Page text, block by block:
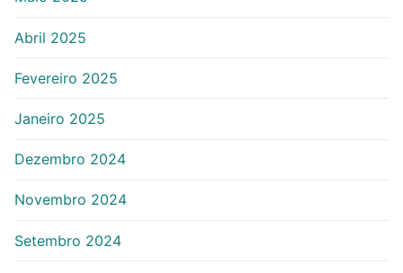
Abril 2025
Fevereiro 2025
Janeiro 2025
Dezembro 2024
Novembro 2024
Setembro 2024